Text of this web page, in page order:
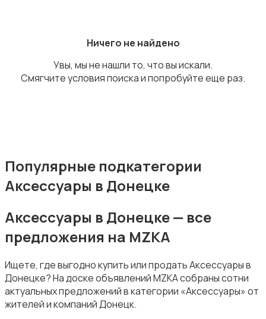
Музыкальные центры и магнитолы
MP3-плееры и портативное аудио
Электронные книги
Ничего не найдено
Увы, мы не нашли то, что вы искали.
Смягчите условия поиска и попробуйте еще раз.
Популярные подкатегории
Аксессуары в Донецке
Аксессуары в Донецке — все
предложения на MZKA
Ищете, где выгодно купить или продать Аксессуары в
Донецке? На доске объявлений MZKA собраны сотни
актуальных предложений в категории «Аксессуары» от
жителей и компаний Донецк.